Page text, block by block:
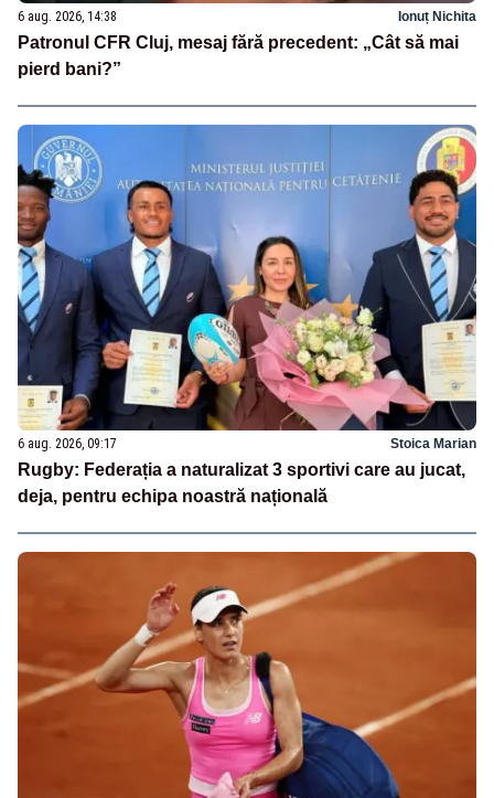
6 aug. 2026, 14:38 Ionuț Nichita
Patronul CFR Cluj, mesaj fără precedent: „Cât să mai
pierd bani?”
6 aug. 2026, 09:17 Stoica Marian
Rugby: Federația a naturalizat 3 sportivi care au jucat,
deja, pentru echipa noastră națională